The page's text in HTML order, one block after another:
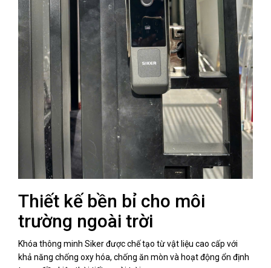
Thiết kế bền bỉ cho môi
trường ngoài trời
Khóa thông minh Siker được chế tạo từ vật liệu cao cấp với
khả năng chống oxy hóa, chống ăn mòn và hoạt động ổn định